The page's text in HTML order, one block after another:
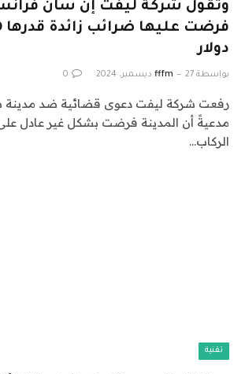
وتقول شركة ليفت إن سان
دولار
بواسطة fffm 27 ديسمبر، 2024 0
رفعت شركة ليفت دعوى قضائية ضد مدينة
مدعيةً أن المدينة فرضت بشكل غير عادل
الركاب…
تقنية